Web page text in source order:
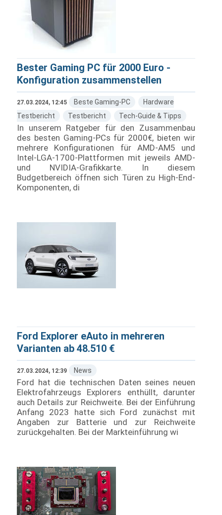
Bester Gaming PC für 2000 Euro -
Konfiguration zusammenstellen
27.03.2024, 12:45 Beste Gaming-PC
Hardware
Testbericht
Testbericht Tech-Guide & Tipps
In unserem Ratgeber für den Zusammenbau
des besten Gaming-PCs für 2000€, bieten wir
mehrere Konfigurationen für AMD-AM5 und
Intel-LGA-1700-Plattformen mit jeweils AMD-
und NVIDIA-Grafikkarte. In diesem
Budgetbereich öffnen sich Türen zu High-End-
Komponenten, di
Ford Explorer eAuto in mehreren
Varianten ab 48.510 €
27.03.2024, 12:39 News
Ford hat die technischen Daten seines neuen
Elektrofahrzeugs Explorers enthüllt, darunter
auch Details zur Reichweite. Bei der Einführung
Anfang 2023 hatte sich Ford zunächst mit
Angaben zur Batterie und zur Reichweite
zurückgehalten. Bei der Markteinführung wi